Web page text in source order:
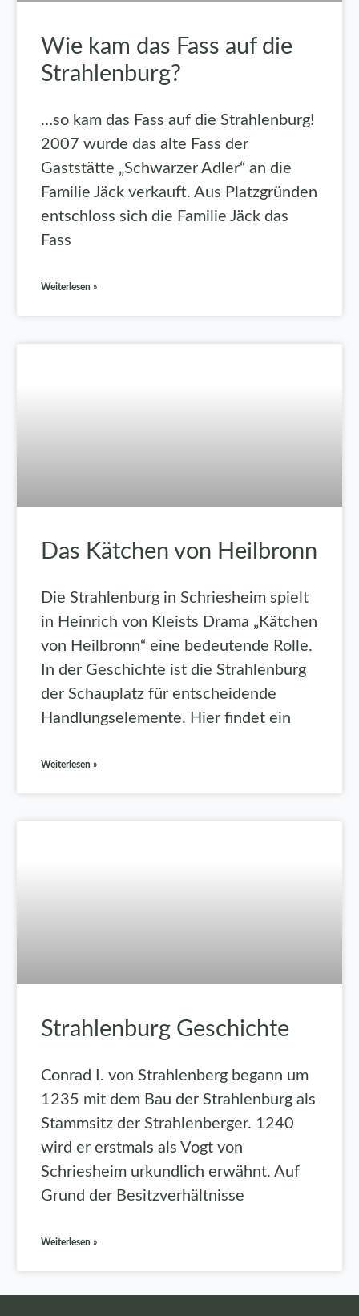
Wie kam das Fass auf die
Strahlenburg?
…so kam das Fass auf die Strahlenburg!
2007 wurde das alte Fass der
Gaststätte „Schwarzer Adler“ an die
Familie Jäck verkauft. Aus Platzgründen
entschloss sich die Familie Jäck das
Fass
Weiterlesen »
Das Kätchen von Heilbronn
Die Strahlenburg in Schriesheim spielt
in Heinrich von Kleists Drama „Kätchen
von Heilbronn“ eine bedeutende Rolle.
In der Geschichte ist die Strahlenburg
der Schauplatz für entscheidende
Handlungselemente. Hier findet ein
Weiterlesen »
Strahlenburg Geschichte
Conrad I. von Strahlenberg begann um
1235 mit dem Bau der Strahlenburg als
Stammsitz der Strahlenberger. 1240
wird er erstmals als Vogt von
Schriesheim urkundlich erwähnt. Auf
Grund der Besitzverhältnisse
Weiterlesen »